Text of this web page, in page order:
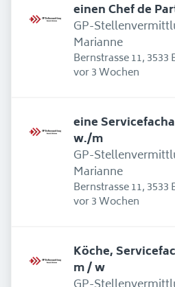
einen Chef de
GP-
Marianne
Bernstrasse 11,
Erschienen:
vor 3 Wochen
eine
w./m
GP-
Marianne
Bernstrasse 11,
Erschienen:
vor 3 Wochen
Köche,
m / w